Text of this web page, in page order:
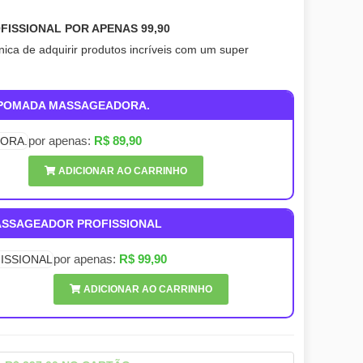
POR APENAS 99,90
de adquirir produtos incríveis com um super
MASSAGEADORA.
por apenas: R$ 89,90
ADICIONAR AO CARRINHO
PROFISSIONAL
por apenas: R$ 99,90
ADICIONAR AO CARRINHO